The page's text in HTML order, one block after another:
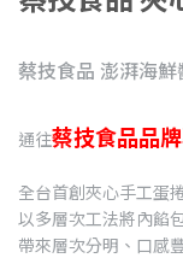
蔡技食品 澎湃海
通往蔡技食品品
全台首創夾心手工蛋
以多層次工法將內餡
帶來層次分明、口感